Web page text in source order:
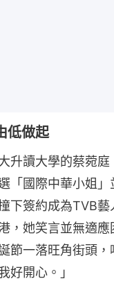
低做起
升讀大學的蔡菀
「國際中華小姐」
下簽約成為TVB
，她笑言並無適
節一落旺角街頭，
好開心。」